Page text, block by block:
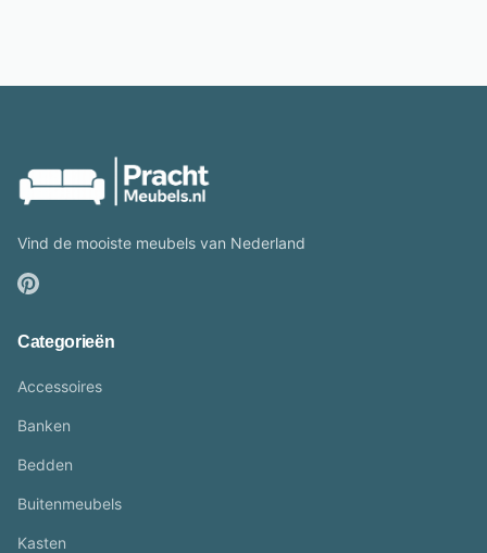
Vind de mooiste meubels van Nederland
Categorieën
Accessoires
Banken
Bedden
Buitenmeubels
Kasten